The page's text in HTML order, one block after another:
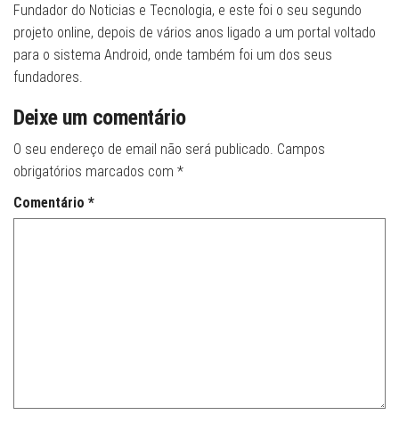
Fundador do Noticias e Tecnologia, e este foi o seu segundo
projeto online, depois de vários anos ligado a um portal voltado
para o sistema Android, onde também foi um dos seus
fundadores.
Deixe um comentário
O seu endereço de email não será publicado. Campos
obrigatórios marcados com *
Comentário *